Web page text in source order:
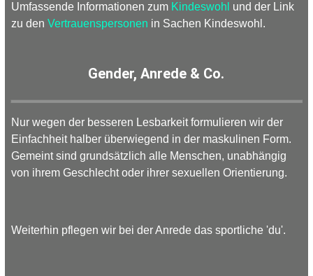
Umfassende Informationen zum Kindeswohl und der Link
zu denVertrauenspersonen in Sachen Kindeswohl.
Gender, Anrede & Co.
Nur wegen der besseren Lesbarkeit formulieren wir der
Einfachheit halber überwiegend in der maskulinen Form.
Gemeint sind grundsätzlich alle Menschen, unabhängig
von ihrem Geschlecht oder ihrer sexuellen Orientierung.
Weiterhin pflegen wir bei der Anrede das sportliche 'du'.